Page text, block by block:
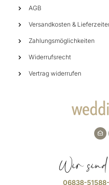
AGB
Versandkosten &
Zahlungsmöglichkeiten
Widerrufsrecht
Vertrag widerrufen
Wir sind
06838-